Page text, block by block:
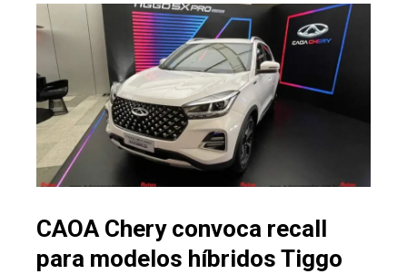
CAOA Chery convoca recall
para modelos híbridos Tiggo